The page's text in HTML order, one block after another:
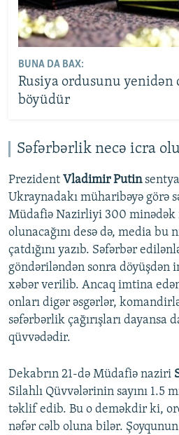
BUNA DA BAX:
​​​​​​​Rusiya ordusunu yenidən
böyüdür
Səfərbərlik necə icra
Prezident Vladimir Putin
Ukraynadakı müharibəyə görə
Müdafiə Nazirliyi 300 minədək
olunacağını desə də, media bu
çatdığını yazıb. Səfərbər
göndəriləndən sonra döyüşdən
xəbər verilib. Ancaq imtina
onları digər əsgərlər,
səfərbərlik çağırışları dayansa
qüvvədədir.
Dekabrın 21-də Müdafiə naziri
Silahlı Qüvvələrinin sayını 1.5
təklif edib. Bu o deməkdir ki,
nəfər cəlb oluna bilər.